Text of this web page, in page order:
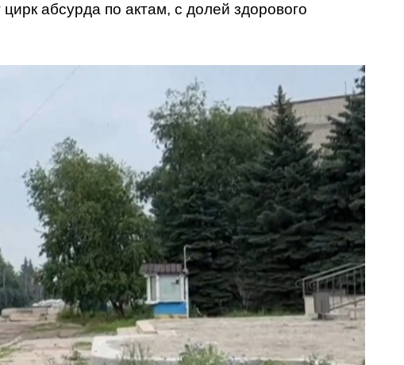
абсурда по актам, с долей здорового